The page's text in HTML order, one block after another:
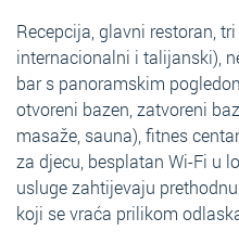
Recepcija, glavni restoran,
internacionalni i talijanski),
bar s panoramskim
otvoreni bazen, zatvoreni
masaže, sauna), fitnes
za djecu, besplatan Wi-Fi u
usluge zahtijevaju
koji se vraća prilikom